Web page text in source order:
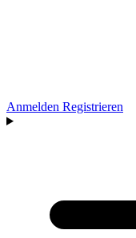
Anmelden Registrieren